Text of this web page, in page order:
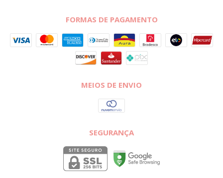
FORMAS DE PAGAMENTO
MEIOS DE ENVIO
SEGURANÇA